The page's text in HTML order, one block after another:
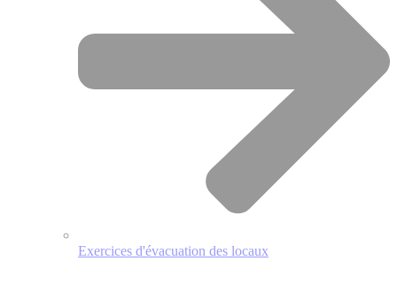
Exercices d'évacuation des locaux